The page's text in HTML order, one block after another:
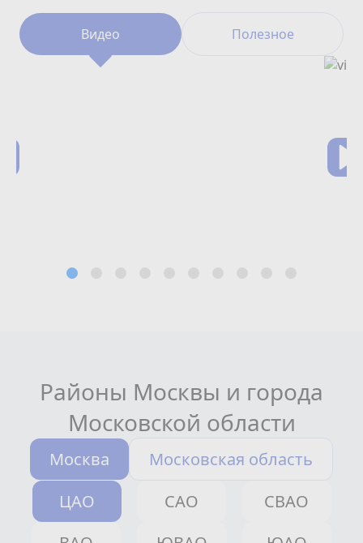
Видео Полезное
Районы Москвы и города
Московской области
Москва
Московская область
ЦАО
САО
СВАО